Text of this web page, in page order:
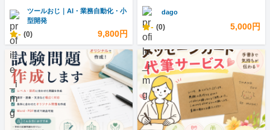
ツールおじ｜AI・業務自動化・小
型開発
- (0) 9,800円
dago
- (0) 5,000円